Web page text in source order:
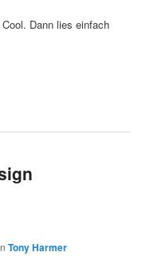
Dann lies einfach
Tony Harmer